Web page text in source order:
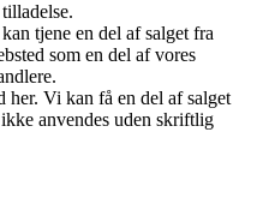
tjene en del af salget fra
som en del af vores
Vi kan få en del af salget
anvendes uden skriftlig